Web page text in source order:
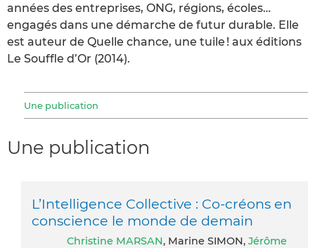
années des entreprises, ONG, régions, écoles…
engagés dans une démarche de futur durable. Elle
est auteur de Quelle chance, une tuile ! aux éditions
Le Souffle d’Or (2014).
Une publication
Une publication
L’Intelligence Collective : Co-créons en
conscience le monde de demain
Christine MARSAN, Marine SIMON, Jérôme